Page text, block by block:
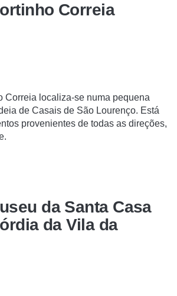
Correia
Correia localiza-se numa pequena
de Casais de São Lourenço. Está
provenientes de todas as direções,
da Santa Casa
da Vila da